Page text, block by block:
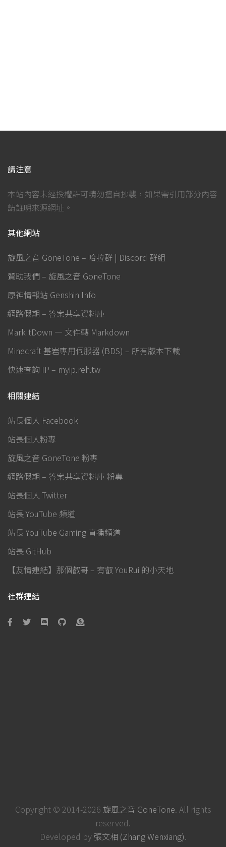
請注意
本站內容未經授權許可請勿擅自抄襲，如果需引用部分內容
請註明來源網址。
其他網站
旋風之音 GoneTone – 哈拉群 | Discord 群組
贊助我們 – 旋風之音 GoneTone
原神情報站 Genshin Info
網路假期 – 答案共享資料庫
MarkItDown — 文件轉 Markdown
Minecraft 基岩專用伺服器 (BDS) – 所有版本下載
快速查詢 IP – myip.reh.tw
相關連結
站長個人 Facebook
站長個人粉專
旋風之音 GoneTone 粉專
網路假期 – 答案共享資料庫 粉專
站長個人 Twitter
站長 YouTube 頻道
站長 YouTube Gaming 直播頻道
站長 GitHub
【友情連結】那個叡哥 – 宥叡 YouRui 的小天地
社群連結
Copyright © 2014-2026 旋風之音 GoneTone. All rights
reserved.
Developed by 張文相 (Zhang Wenxiang).